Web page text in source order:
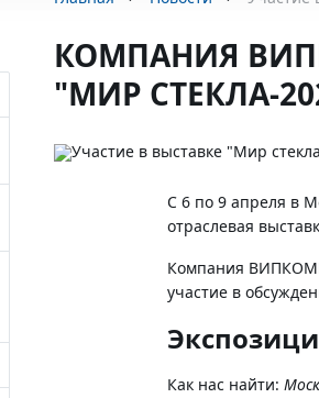
КОМПАНИЯ
"МИР СТЕКЛА-
С 6 по 9 апреля в
отраслевая
Компания
участие в
Как нас найти: